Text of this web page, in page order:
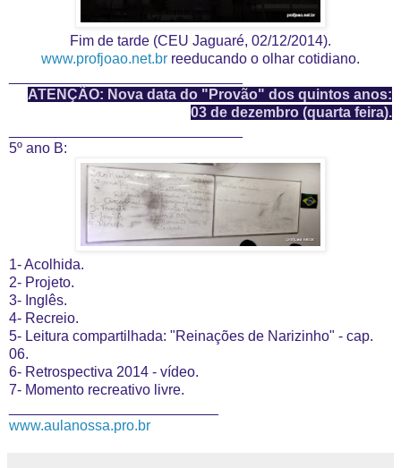
Fim de tarde (CEU Jaguaré, 02/12/2014).
www.profjoao.net.br reeducando o olhar cotidiano.
ATENÇÃO: Nova data do "Provão" dos quintos anos:
03 de dezembro (quarta feira).
5º ano B:
1- Acolhida.
2- Projeto.
3- Inglês.
4- Recreio.
5- Leitura compartilhada: "Reinações de Narizinho" - cap.
06.
6- Retrospectiva 2014 - vídeo.
7- Momento recreativo livre.
www.aulanossa.pro.br